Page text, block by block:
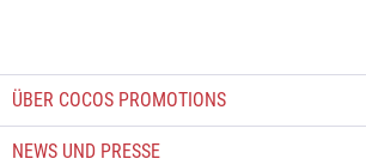
ÜBER COCOS PROMOTIONS
NEWS UND PRESSE